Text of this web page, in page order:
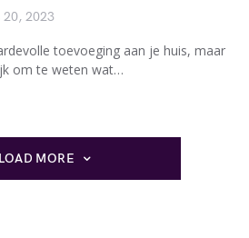
20, 2023
toevoeging aan je huis, maar
om te weten wat…
LOAD MORE